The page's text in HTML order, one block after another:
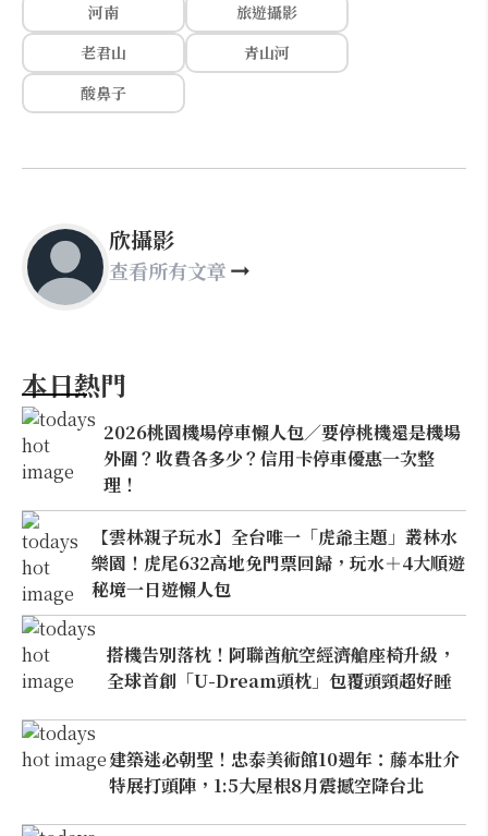
河南
旅遊攝影
老君山
青山河
酸鼻子
欣攝影
查看所有文章
本日熱門
2026桃園機場停車懶人包／要停桃機還是機場
外圍？收費各多少？信用卡停車優惠一次整
理！
【雲林親子玩水】全台唯一「虎爺主題」叢林水
樂園！虎尾632高地免門票回歸，玩水＋4大順遊
秘境一日遊懶人包
搭機告別落枕！阿聯酋航空經濟艙座椅升級，
全球首創「U-Dream頭枕」包覆頭頸超好睡
建築迷必朝聖！忠泰美術館10週年：藤本壯介
特展打頭陣，1:5大屋根8月震撼空降台北